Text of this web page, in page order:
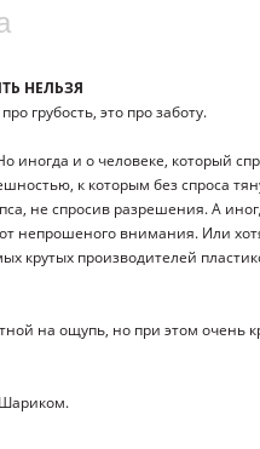
НЕЛЬЗЯ
грубость, это про заботу.
иногда и о человеке, который
к которым без спроса
не спросив разрешения. А
непрошеного внимания. Или
крутых производителей
на ощупь, но при этом очень